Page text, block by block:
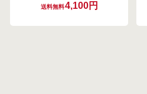
送料無料4,100円